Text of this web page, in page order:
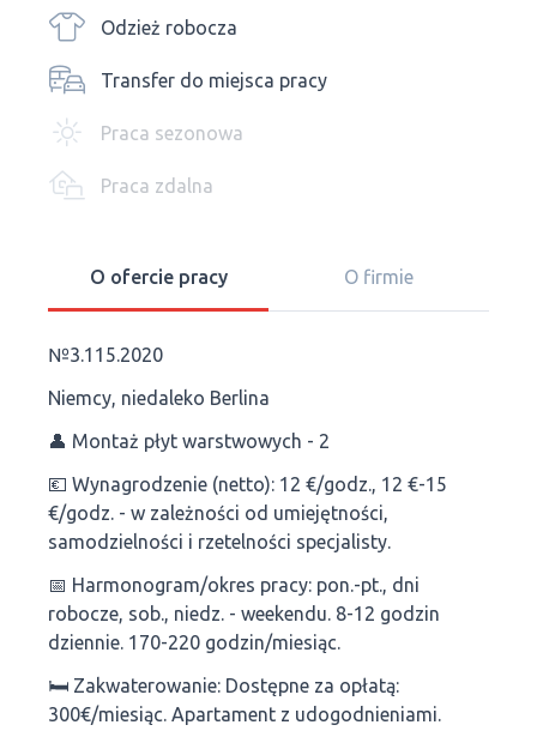
Odzież robocza
Transfer do miejsca pracy
Praca sezonowa
Praca zdalna
O ofercie pracy O firmie
№3.115.2020
Niemcy, niedaleko Berlina
👤 Montaż płyt warstwowych - 2
💶 Wynagrodzenie (netto): 12 €/godz., 12 €-15
€/godz. - w zależności od umiejętności,
samodzielności i rzetelności specjalisty.
📅 Harmonogram/okres pracy: pon.-pt., dni
robocze, sob., niedz. - weekendu. 8-12 godzin
dziennie. 170-220 godzin/miesiąc.
🛏 Zakwaterowanie: Dostępne za opłatą:
300€/miesiąc. Apartament z udogodnieniami.